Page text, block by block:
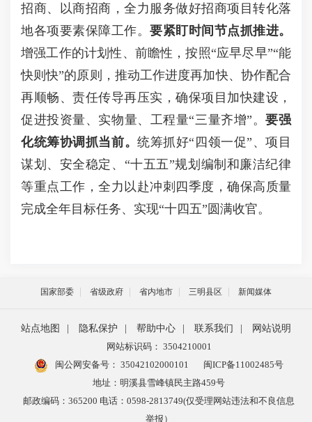
招商、以商招商，全力服务做好招商项目转化落
地各项要素保障工作。 要紧盯时间节点抓推进。
增强工作的计划性、前瞻性，按照“应早尽早”“能
快则快”的原则，推动工作进度再加快、协作配合
再顺畅、责任传导再压实，确保项目加快建设，
促进投资量、实物量、工程量“三量齐增”。要强
化统筹协调抓当前。统筹抓好“四领一促”、项目
谋划、安全稳定、“十五五”规划编制和廉洁纪律
等重点工作，全力以赴冲刺四季度，确保高质量
完成全年目标任务、实现“十四五”圆满收官。
国家部委 省级政府 省内地市 三明县区 新闻媒体
站点地图 | 隐私保护 | 帮助中心 | 联系我们 |
网站说明
网站标识码： 3504210001
闽公网安备号： 35042102000101
闽ICP备11002485号
地址：明溪县雪峰镇民主路459号
邮政编码：365200 电话：0598-2813749(仅受理网站违法和不良信息
举报）